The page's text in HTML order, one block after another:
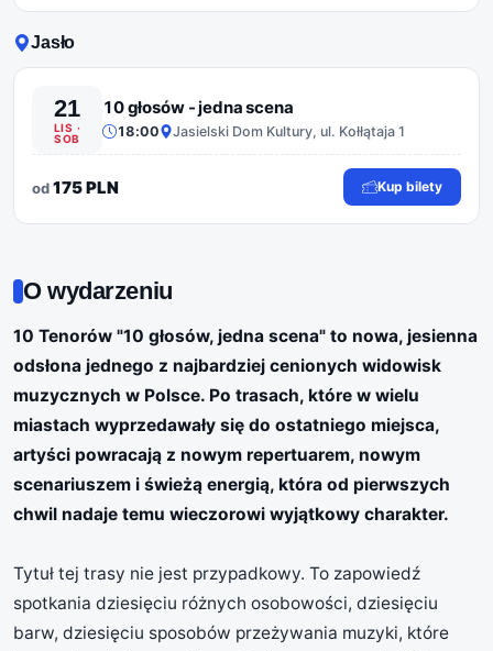
Jasło
21
LIS ·
SOB
10 głosów - jedna scena
18:00 Jasielski Dom Kultury, ul. Kołłątaja 1
od175 PLN Kup bilety
O wydarzeniu
10 Tenorów "10 głosów, jedna scena" to nowa, jesienna
odsłona jednego z najbardziej cenionych widowisk
muzycznych w Polsce. Po trasach, które w wielu
miastach wyprzedawały się do ostatniego miejsca,
artyści powracają z nowym repertuarem, nowym
scenariuszem i świeżą energią, która od pierwszych
chwil nadaje temu wieczorowi wyjątkowy charakter.
Tytuł tej trasy nie jest przypadkowy. To zapowiedź
spotkania dziesięciu różnych osobowości, dziesięciu
barw, dziesięciu sposobów przeżywania muzyki, które